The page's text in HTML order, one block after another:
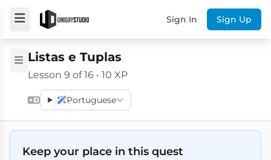
Sign In Sign Up
Listas e Tuplas
Lesson 9 of 16 • 10 XP
Portuguese
Keep your place in this quest